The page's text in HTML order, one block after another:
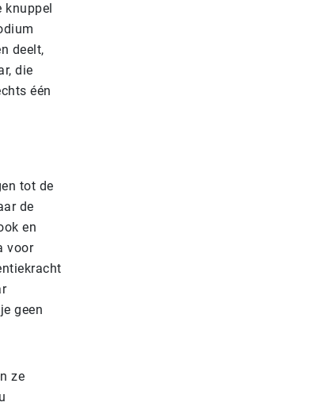
knuppel
deelt,
die
één
tot de
de
en
voor
geen
ze